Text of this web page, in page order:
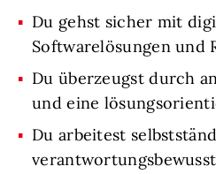
Du gehst sicher mit
Softwarelösungen und
Du überzeugst durch
und eine
Du arbeitest
verantwortungsbewusst